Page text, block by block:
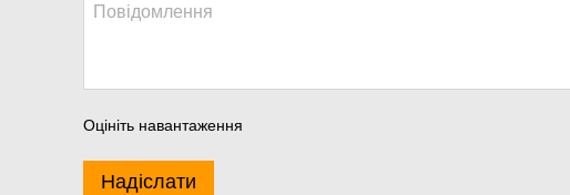
Оцініть навантаження
Надіслати